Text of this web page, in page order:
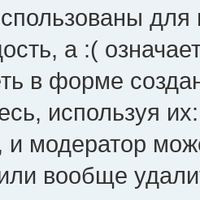
а :(
в форме
используя
модератор
вообще